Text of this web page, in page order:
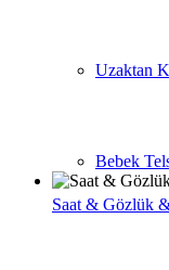
Uzaktan
Bebek
Saat & Gözlük